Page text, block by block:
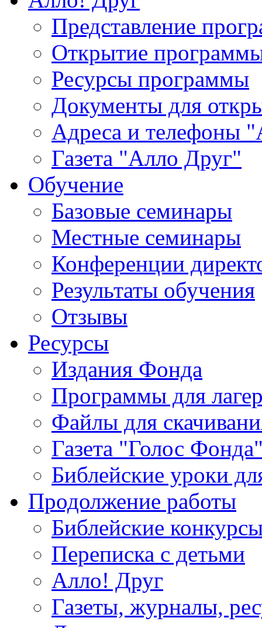
Представление
Открытие
Ресурсы программы
Документы для
Адреса и телефоны
Газета "Алло Друг"
Обучение
Базовые семинары
Местные семинары
Конференции
Результаты обучения
Отзывы
Ресурсы
Издания Фонда
Программы для
Файлы для
Газета "Голос
Библейские уроки
Продолжение работы
Библейские
Переписка с детьми
Алло! Друг
Газеты, журналы,